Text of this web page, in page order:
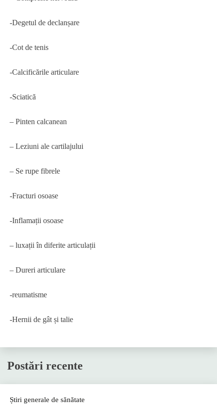
-Degetul de declanșare
-Cot de tenis
-Calcificările articulare
-Sciatică
– Pinten calcanean
– Leziuni ale cartilajului
– Se rupe fibrele
-Fracturi osoase
-Inflamații osoase
– luxații în diferite articulații
– Dureri articulare
-reumatisme
-Hernii de gât și talie
Postări recente
Știri generale de sănătate